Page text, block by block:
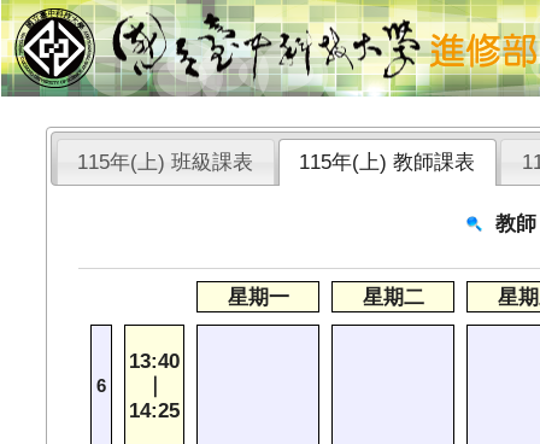
115年(上) 班級課表 115年(上) 教師課表
教師
星期一 星期二 星
6
13:40
14:25